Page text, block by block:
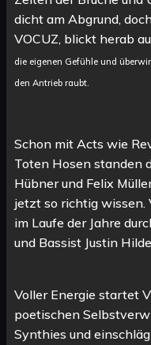
dicht am Abgrund,
VOCUZ, blickt herab
die eigenen Gefühle und
den Antrieb raubt.
Schon mit Acts wie
Toten Hosen standen
Hübner und Felix
jetzt so richtig wissen.
im Laufe der Jahre
und Bassist Justin
Voller Energie startet
poetischen
Synthies und